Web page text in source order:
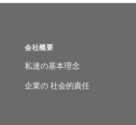
会社概要
私達の基本理念
企業の 社会的責任